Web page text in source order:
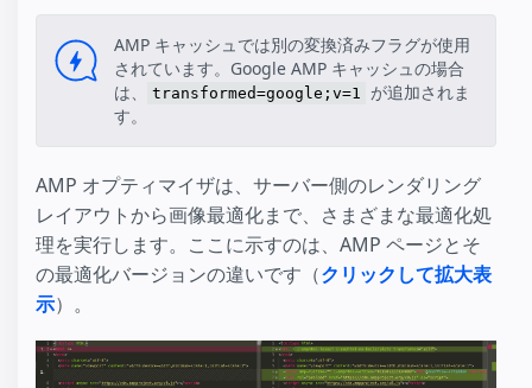
AMP キャッシュでは別の変換済みフラグが使用
されています。Google AMP キャッシュの場合
は、
transformed=google;v=1
が追加されま
す。
AMP オプティマイザは、サーバー側のレンダリング
レイアウトから画像最適化まで、さまざまな最適化処
理を実行します。ここに示すのは、AMP ページとそ
の最適化バージョンの違いです（クリックして拡大表
示）。